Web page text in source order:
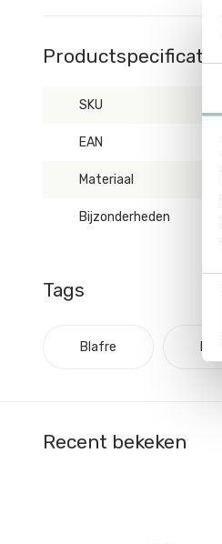
Productspecificaties
SKU
EAN
Materiaal
Bijzonderheden
Tags
Blafre
Recent bekeken